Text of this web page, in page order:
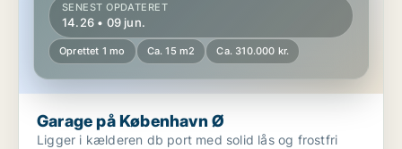
SENEST OPDATERET
14.26 • 09 jun.
Oprettet 1 mo Ca. 15 m2 Ca. 310.000 kr.
Garage på København Ø
Ligger i kælderen db port med solid lås og frostfri